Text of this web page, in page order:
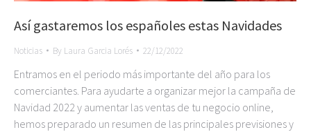
Así gastaremos los españoles estas Navidades
Noticias By Laura Garcia Lorés 22/12/2022
Entramos en el periodo más importante del año para los
comerciantes. Para ayudarte a organizar mejor la campaña de
Navidad 2022 y aumentar las ventas de tu negocio online,
hemos preparado un resumen de las principales previsiones y